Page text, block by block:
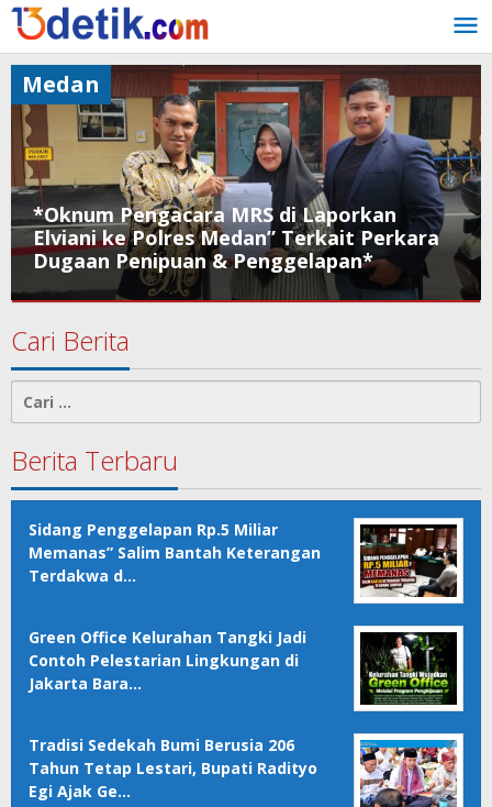
Lewati
ke
konten
*Oknum Pengacara MRS di Laporkan
Elviani ke Polres Medan” Terkait Perkara
Dugaan Penipuan & Penggelapan*
November
9,
2025
oleh
Medan
Cari Berita
Cari
untuk:
Berita Terbaru
Sidang Penggelapan Rp.5 Miliar
Memanas” Salim Bantah Keterangan
Terdakwa d…
Green Office Kelurahan Tangki Jadi
Contoh Pelestarian Lingkungan di
Jakarta Bara…
Tradisi Sedekah Bumi Berusia 206
Tahun Tetap Lestari, Bupati Radityo
Egi Ajak Ge…